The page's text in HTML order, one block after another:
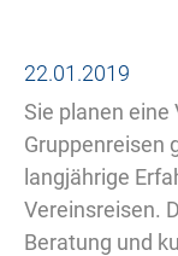
22.01.2019
Sie planen eine
Gruppenreisen
langjährige
Vereinsreisen.
Beratung und